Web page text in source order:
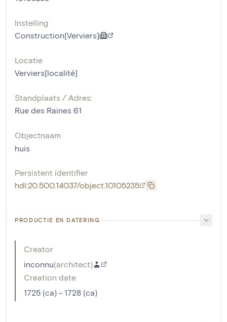
Instelling
Construction[Verviers]
Locatie
Verviers[localité]
Standplaats / Adres:
Rue des Raines 61
Objectnaam
huis
Persistent identifier
hdl:20.500.14037/object.10105235
PRODUCTIE EN DATERING
Creator
inconnu(architect)
Creation date
1725 (ca) - 1728 (ca)